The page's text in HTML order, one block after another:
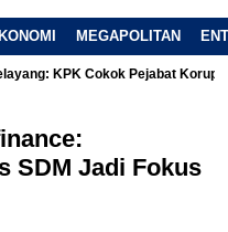
MEGAPOLITAN
KPK Cokok Pejabat Korup
SDM Jadi Fokus